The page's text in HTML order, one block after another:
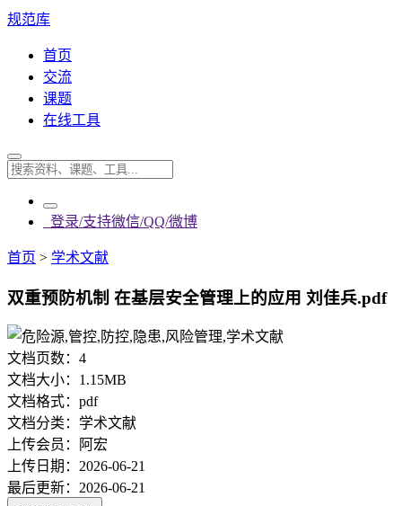
规范库
首页
交流
课题
在线工具
登录/支持微信/QQ/微博
首页 > 学术文献
双重预防机制 在基层安全管理上的应用 刘佳兵.pdf
文档页数： 4
文档大小： 1.15MB
文档格式： pdf
文档分类： 学术文献
上传会员：
阿宏
上传日期： 2026-06-21
最后更新： 2026-06-21